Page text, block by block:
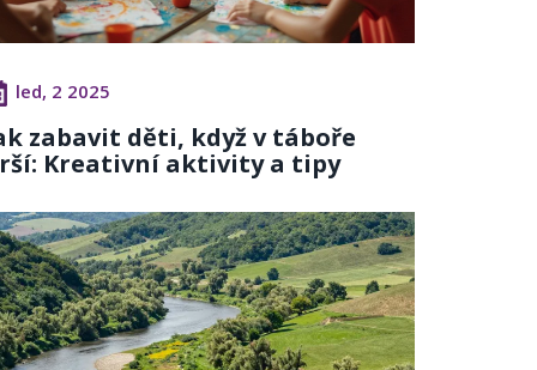
led, 2 2025
zabavit děti, když v táboře
Kreativní aktivity a tipy